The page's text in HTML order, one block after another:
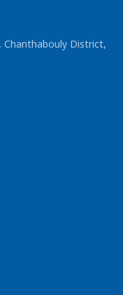
Chanthabouly District,